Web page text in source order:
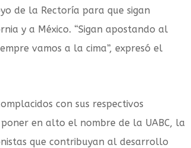
de la Rectoría para que sigan
y a México. “Sigan apostando al
vamos a la cima”, expresó el
con sus respectivos
en alto el nombre de la UABC, la
que contribuyan al desarrollo